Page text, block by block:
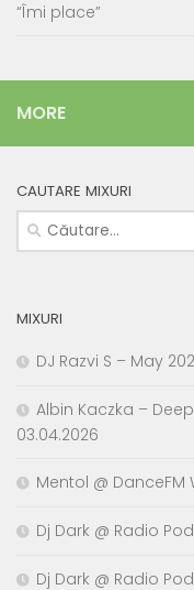
“Îmi place”
MORE
CAUTARE MIXURI
Caută
după:
MIXURI
DJ Razvi S – May
Albin Kaczka –
03.04.2026
Mentol @
Dj Dark @ Radio
Dj Dark @ Radio